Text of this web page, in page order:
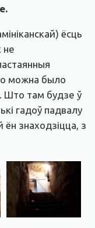
ёсць
не
можна было
Што там будзе ў
гадоў падвалу
знаходзіцца, з